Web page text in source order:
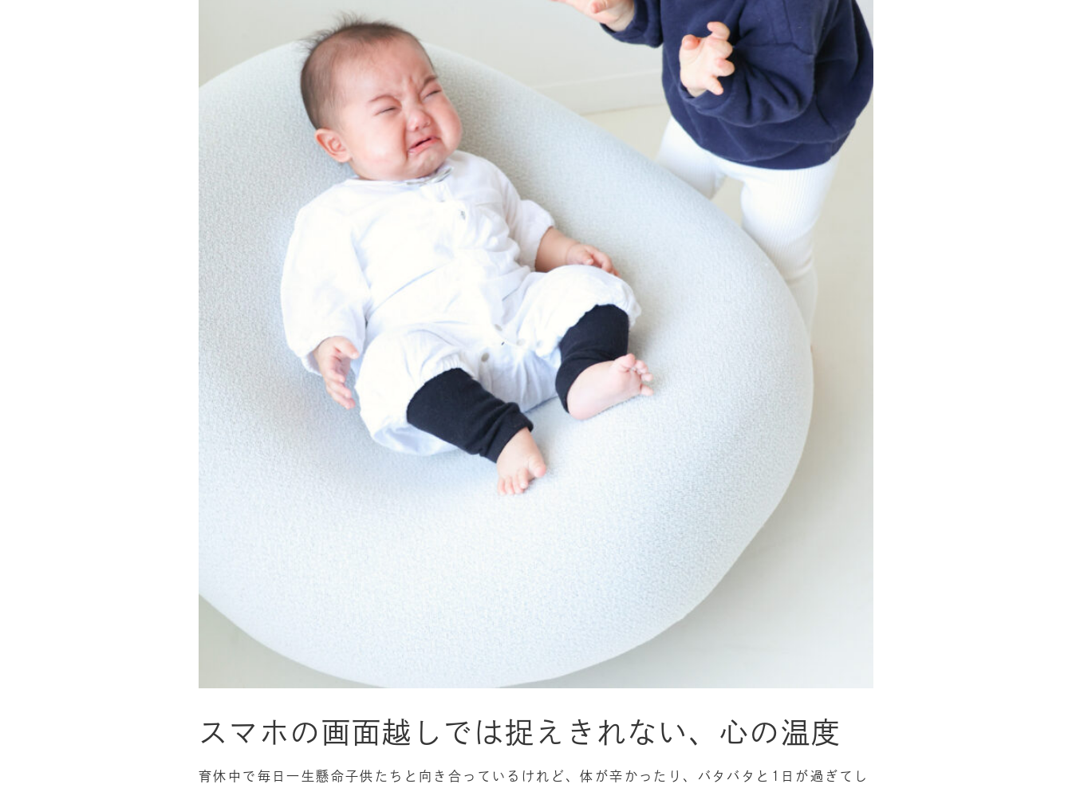
スマホの画面越しでは捉えきれない、心の温度
育休中で毎日一生懸命子供たちと向き合っているけれど、体が辛かったり、バタバタと1日が過ぎてし